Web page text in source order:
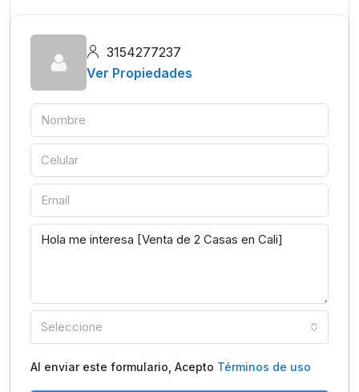
3154277237
Ver Propiedades
Seleccione
Al enviar este formulario, Acepto Términos de uso